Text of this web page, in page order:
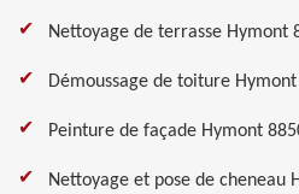
Nettoyage de terrasse Hymont
Démoussage de toiture
Peinture de façade Hymont
Nettoyage et pose de cheneau